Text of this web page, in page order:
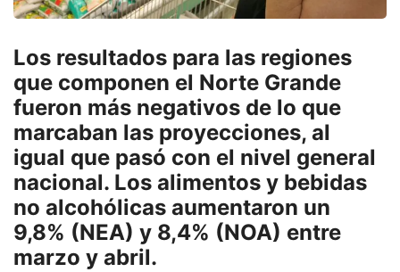
Los resultados para las regiones
que componen el Norte Grande
fueron más negativos de lo que
marcaban las proyecciones, al
igual que pasó con el nivel general
nacional. Los alimentos y bebidas
no alcohólicas aumentaron un
9,8% (NEA) y 8,4% (NOA) entre
marzo y abril.